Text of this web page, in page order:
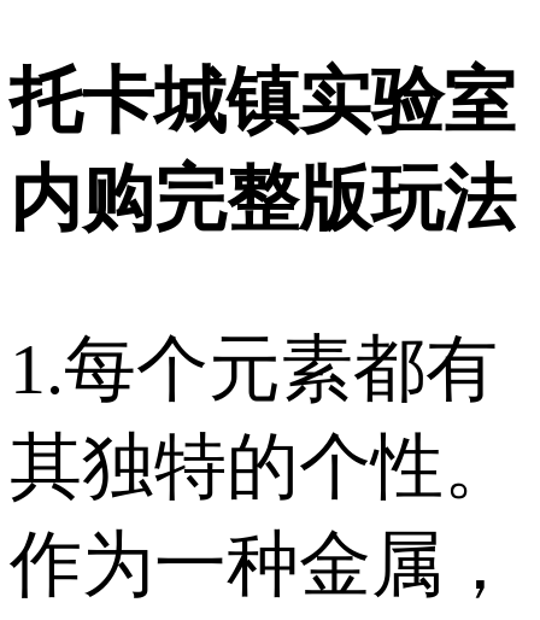
托卡城镇实验室
内购完整版玩法
1.每个元素都有
其独特的个性。
作为一种金属，